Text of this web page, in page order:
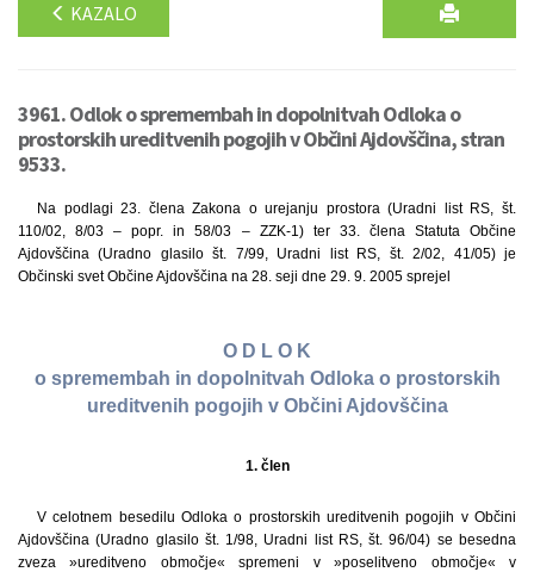
KAZALO
3961. Odlok o spremembah in dopolnitvah Odloka o
prostorskih ureditvenih pogojih v Občini Ajdovščina, stran
9533.
Na podlagi 23. člena Zakona o urejanju prostora (Uradni list RS, št.
110/02, 8/03 – popr. in 58/03 – ZZK-1) ter 33. člena Statuta Občine
Ajdovščina (Uradno glasilo št. 7/99, Uradni list RS, št. 2/02, 41/05) je
Občinski svet Občine Ajdovščina na 28. seji dne 29. 9. 2005 sprejel
O D L O K
o spremembah in dopolnitvah Odloka o prostorskih
ureditvenih pogojih v Občini Ajdovščina
1. člen
V celotnem besedilu Odloka o prostorskih ureditvenih pogojih v Občini
Ajdovščina (Uradno glasilo št. 1/98, Uradni list RS, št. 96/04) se besedna
zveza »ureditveno območje« spremeni v »poselitveno območje« v